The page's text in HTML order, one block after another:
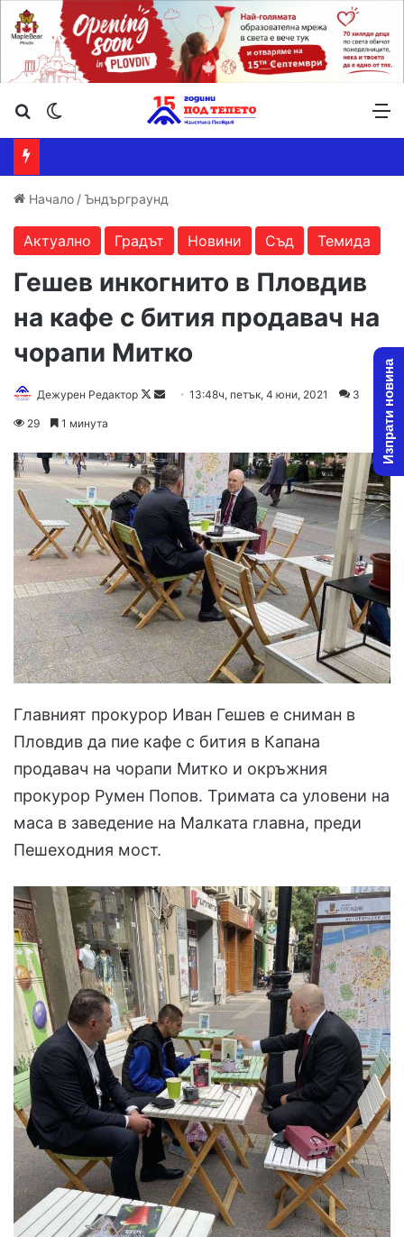
Търсене ...
Начало /Ъндърграунд
Актуално Градът Новини Съд Темида
Гешев инкогнито в Пловдив
на кафе с бития продавач на
чорапи Митко
Дежурен Редактор
F
l
o
w
o
n
d
a
n
e
m
a
i
l
13:48ч, петък, 4 юни, 2021 3
29 1 минута
Главният прокурор Иван Гешев е сниман в
Пловдив да пие кафе с бития в Капана
продавач на чорапи Митко и окръжния
прокурор Румен Попов. Тримата са уловени на
маса в заведение на Малката главна, преди
Пешеходния мост.
Изпрати новина